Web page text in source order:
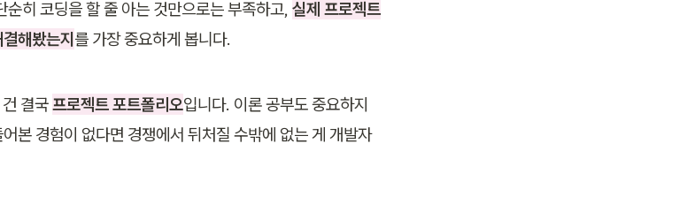
히 코딩을 할 줄 아는 것만으로는 부족하고, 실제 프로젝트
해봤는지를 가장 중요하게 봅니다.
결국 프로젝트 포트폴리오입니다. 이론 공부도 중요하지
본 경험이 없다면 경쟁에서 뒤처질 수밖에 없는 게 개발자